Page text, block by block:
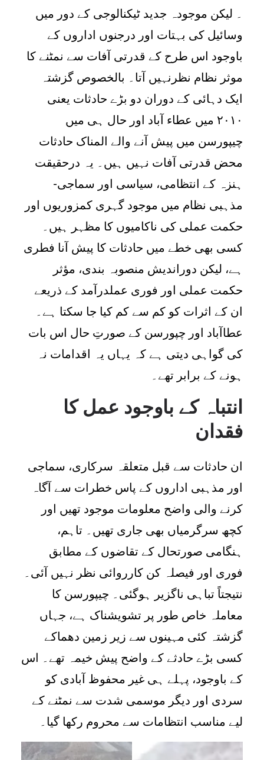
۔ لیکن موجودہ جدید ٹیکنالوجی کے دور میں
وسائیل کی بہتات اور درجنوں اداروں کے
باوجود اس طرح کے قدرتی آفات سے نمٹنے کا
موثر نظام نظرنہیں آتا۔ بالخصوص گزشتہ
ایک دہائی کے دوران دو بڑے حادثات یعنی
۲۰۱۰ میں
عطاء آباد اور حال ہی میں
چیپورسن میں پیش آنے والے المناک حادثات
محض قدرتی آفات نہیں ہیں۔ یہ درحقیقت
ہنزہ کے انتظامی، سیاسی اور سماجی-
مذہبی نظام میں موجود گہری کمزوریوں اور
حکمت عملی کی ناکامیوں کا مظہر ہیں۔
کسی بھی خطے میں حادثات کا پیش آنا فطری
ہے، لیکن دوراندیش منصوبہ بندی، مؤثر
حکمت عملی اور فوری عملدرآمد کے ذریعے
ان کے اثرات کو کم سے کم کیا جا سکتا ہے۔
عطاآباد اور چپورسن کے صورتِ حال اس بات
کی گواہی دیتی ہے کہ یہاں یہ اقدامات نہ
ہونے کے برابر تھے۔
انتباہ کے باوجود عمل کا
فقدان
ان حادثات سے قبل متعلقہ سرکاری، سماجی
اور مذہبی اداروں کے پاس خطرات سے آگاہ
کرنے والی واضح معلومات موجود تھیں اور
کچھ سرگرمیاں بھی جاری تھیں۔ تاہم،
ہنگامی صورتحال کے تقاضوں کے مطابق
فوری اور فیصلہ کن کارروائی نظر نہیں آئی۔
نتیجتاً تباہی ناگزیر ہوگئی۔ چیپورسن کا
معاملہ خاص طور پر تشویشناک ہے، جہاں
گزشتہ کئی مہینوں سے زیر زمین دھماکے
کسی بڑے حادثے کے واضح پیش خیمہ تھے۔ اس
کے باوجود، پہلے ہی غیر محفوظ آبادی کو
سردی اور دیگر موسمی شدت سے نمٹنے کے
لیے مناسب انتظامات سے محروم رکھا گیا۔